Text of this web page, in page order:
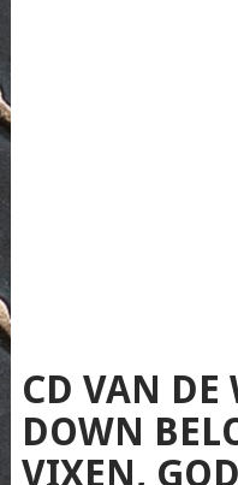
CD VAN DE
DOWN
VIXEN,